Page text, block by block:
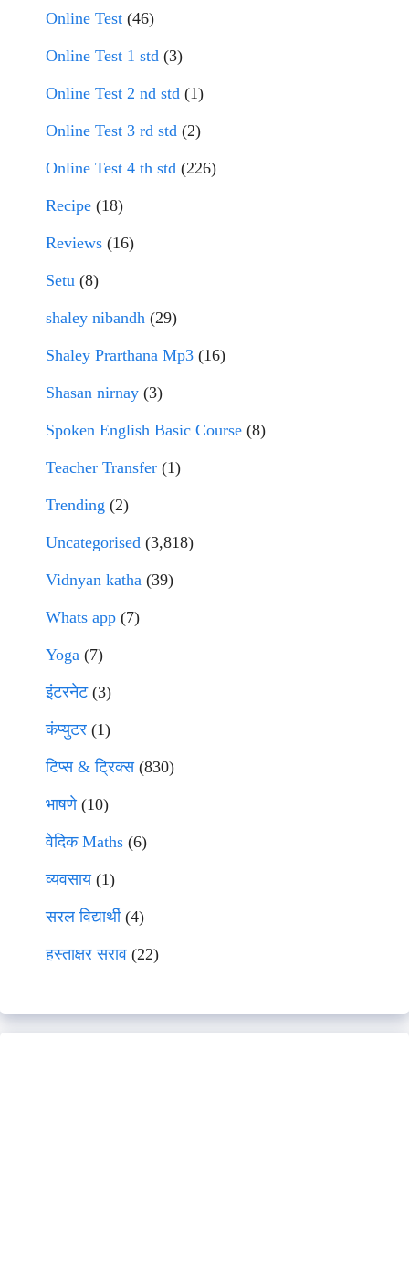
Online Test (46)
Online Test 1 std (3)
Online Test 2 nd std (1)
Online Test 3 rd std (2)
Online Test 4 th std (226)
Recipe (18)
Reviews (16)
Setu (8)
shaley nibandh (29)
Shaley Prarthana Mp3 (16)
Shasan nirnay (3)
Spoken English Basic Course (8)
Teacher Transfer (1)
Trending (2)
Uncategorised (3,818)
Vidnyan katha (39)
Whats app (7)
Yoga (7)
इंटरनेट(3)
कंप्युटर (1)
टिप्स & ट्रिक्स(830)
भाषणे(10)
वेदिक Maths (6)
व्यवसाय(1)
सरल विद्यार्थी(4)
हस्ताक्षर सराव (22)